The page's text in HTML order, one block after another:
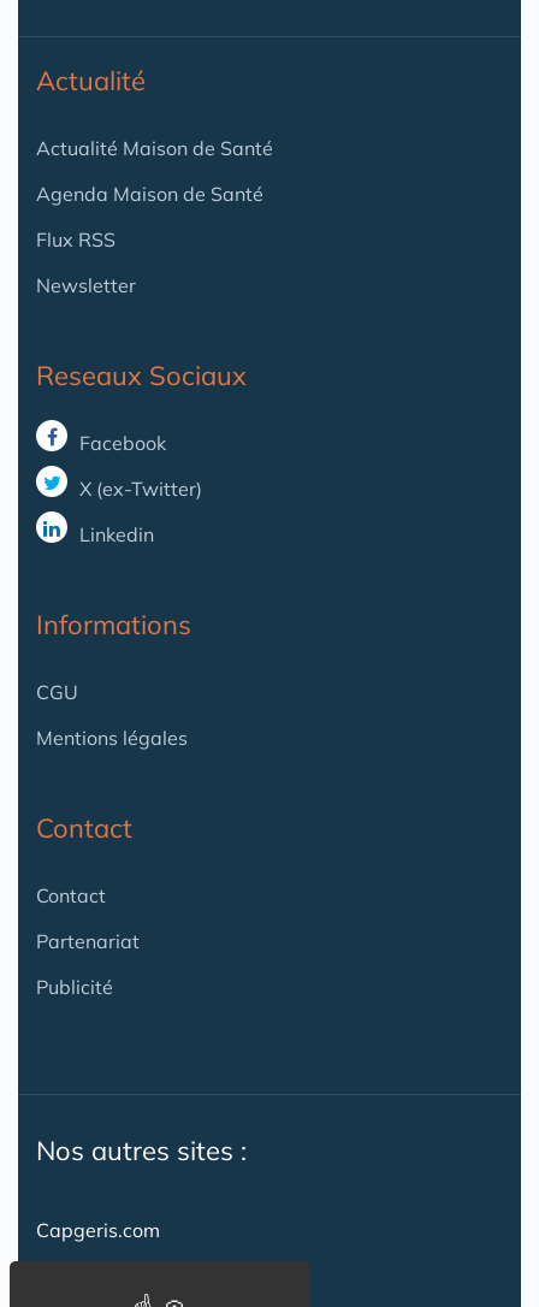
Actualité
Actualité Maison de Santé
Agenda Maison de Santé
Flux RSS
Newsletter
Reseaux Sociaux
Facebook
X (ex-Twitter)
Linkedin
Informations
CGU
Mentions légales
Contact
Contact
Partenariat
Publicité
Nos autres sites :
Capgeris.com